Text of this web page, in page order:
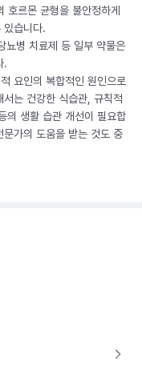
르몬 균형을 불안정하게
있습니다.
뇨병 치료제 등 일부 약물은
.
요인의 복합적인 원인으로
는 건강한 식습관, 규칙적
의 생활 습관 개선이 필요합
가의 도움을 받는 것도 중